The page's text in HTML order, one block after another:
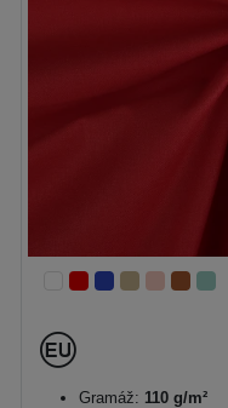
Gramáž: 110 g/m²